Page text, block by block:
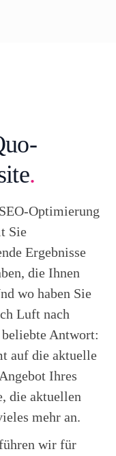
.
Optimierung
Sie
Ergebnisse
die Ihnen
wo haben Sie
Luft nach
Antwort:
auf die aktuelle
Ihres
die aktuellen
mehr an.
wir für